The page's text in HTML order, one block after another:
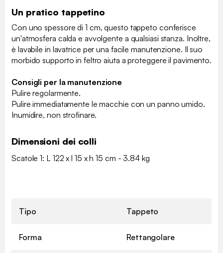
Un pratico tappetino
Con uno spessore di 1 cm, questo tappeto conferisce
un'atmosfera calda e avvolgente a qualsiasi stanza. Inoltre,
è lavabile in lavatrice per una facile manutenzione. Il suo
morbido supporto in feltro aiuta a proteggere il pavimento.
Consigli per la manutenzione
Pulire regolarmente.
Pulire immediatamente le macchie con un panno umido.
Inumidire, non strofinare.
Dimensioni dei colli
Scatole 1: L 122 x l 15 x h 15 cm - 3.84 kg
Tipo Tappeto
Forma Rettangolare